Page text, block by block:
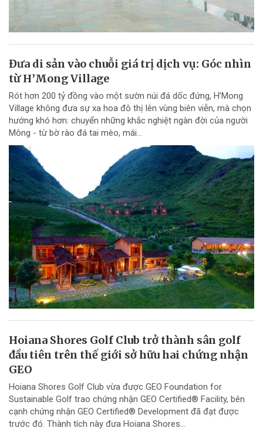
Đưa di sản vào chuỗi giá trị dịch vụ: Góc nhìn
từ H’Mong Village
Rót hơn 200 tỷ đồng vào một sườn núi đá dốc đứng, H’Mong
Village không đưa sự xa hoa đô thị lên vùng biên viễn, mà chọn
hướng khó hơn: chuyển những khắc nghiệt ngàn đời của người
Mông - từ bờ rào đá tai mèo, mái...
Hoiana Shores Golf Club trở thành sân golf
đầu tiên trên thế giới sở hữu hai chứng nhận
GEO
Hoiana Shores Golf Club vừa được GEO Foundation for
Sustainable Golf trao chứng nhận GEO Certified® Facility, bên
cạnh chứng nhận GEO Certified® Development đã đạt được
trước đó. Thành tích này đưa Hoiana Shores...